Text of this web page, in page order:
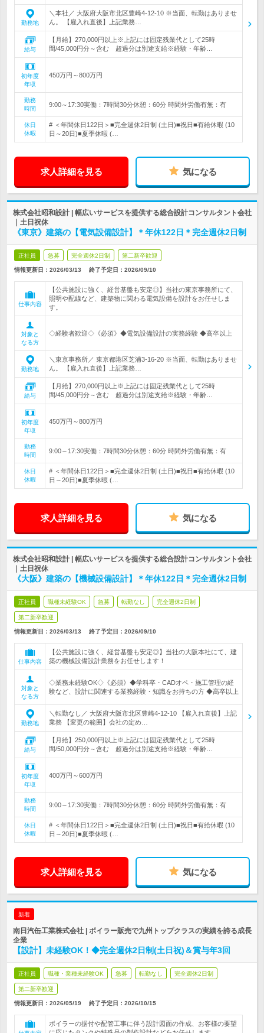
勤務地
＼本社／ 大阪府大阪市北区豊崎4-12-10 ※当面、転勤はありませ
ん。 【雇入れ直後】上記業務…
給与
【月給】270,000円以上※上記には固定残業代として25時
間/45,000円分～含む 超過分は別途支給※経験・年齢…
初年度
年収
450万円～800万円
勤務
時間
9:00～17:30実働：7時間30分休憩：60分 時間外労働有無：有
休日
休暇
# ＜年間休日122日＞■完全週休2日制 (土日)■祝日■有給休暇 (10
日～20日)■夏季休暇 (…
求人詳細を見る 気になる
株式会社昭和設計 | 幅広いサービスを提供する総合設計コンサルタント会社
｜土日祝休
《東京》建築の【電気設備設計】＊年休122日＊完全週休2日制
正社員 急募 完全週休2日制 第二新卒歓迎
情報更新日：2026/03/13 終了予定日： 2026/09/10
仕事内容
【公共施設に強く、経営基盤も安定◎】当社の東京事務所にて、
照明や配線など、建築物に関わる電気設備を設計をお任せしま
す。
対象と
なる方
◇経験者歓迎◇《必須》◆電気設備設計の実務経験 ◆高卒以上
勤務地
＼東京事務所／ 東京都港区芝浦3-16-20 ※当面、転勤はありませ
ん。 【雇入れ直後】上記業務…
給与
【月給】270,000円以上※上記には固定残業代として25時
間/45,000円分～含む 超過分は別途支給※経験・年齢…
初年度
年収
450万円～800万円
勤務
時間
9:00～17:30実働：7時間30分休憩：60分 時間外労働有無：有
休日
休暇
# ＜年間休日122日＞■完全週休2日制 (土日)■祝日■有給休暇 (10
日～20日)■夏季休暇 (…
求人詳細を見る 気になる
株式会社昭和設計 | 幅広いサービスを提供する総合設計コンサルタント会社
｜土日祝休
《大阪》建築の【機械設備設計】＊年休122日＊完全週休2日制
正社員 職種未経験OK 急募 転勤なし 完全週休2日制
第二新卒歓迎
情報更新日：2026/03/13 終了予定日： 2026/09/10
仕事内容
【公共施設に強く、経営基盤も安定◎】当社の大阪本社にて、建
築の機械設備設計業務をお任せします！
対象と
なる方
◇業務未経験OK◇《必須》◆学科卒・CADオペ・施工管理の経
験など、設計に関連する業務経験・知識をお持ちの方 ◆高卒以上
勤務地
＼転勤なし／ 大阪府大阪市北区豊崎4-12-10 【雇入れ直後】上記
業務 【変更の範囲】会社の定め…
給与
【月給】250,000円以上※上記には固定残業代として25時
間/50,000円分～含む 超過分は別途支給※経験・年齢…
初年度
年収
400万円～600万円
勤務
時間
9:00～17:30実働：7時間30分休憩：60分 時間外労働有無：有
休日
休暇
# ＜年間休日122日＞■完全週休2日制 (土日)■祝日■有給休暇 (10
日～20日)■夏季休暇 (…
求人詳細を見る 気になる
新着
南日汽缶工業株式会社 | ボイラー販売で九州トップクラスの実績を誇る成長
企業
【設計】未経験OK！◆完全週休2日制(土日祝)＆賞与年3回
正社員 職種・業種未経験OK 急募 転勤なし 完全週休2日制
第二新卒歓迎
情報更新日：2026/05/19 終了予定日： 2026/10/15
ボイラーの据付や配管工事に伴う設計図面の作成、お客様の要望